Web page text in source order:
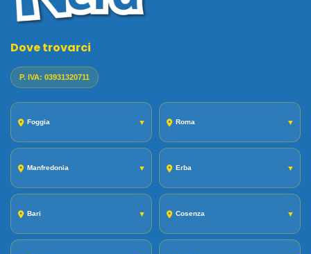
Dove trovarci
P. IVA: 03931320711
Foggia ▼ Roma ▼
Manfredonia ▼ Erba ▼
Bari ▼ Cosenza ▼